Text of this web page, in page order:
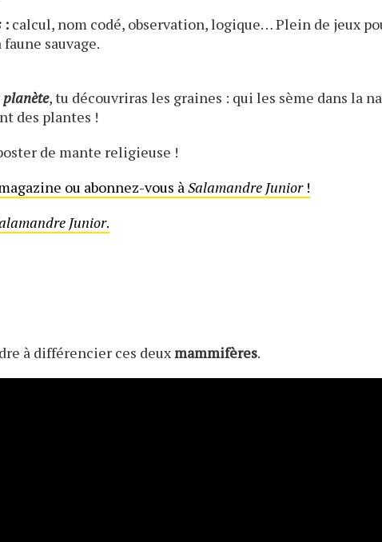
: calcul, nom codé, observation, logique… Plein de jeux
sauvage.
, tu découvriras les graines : qui les sème dans la
des plantes !
de mante religieuse !
ou abonnez-vous àSalamandre Junior!
Junior.
à différencier ces deuxmammifères.